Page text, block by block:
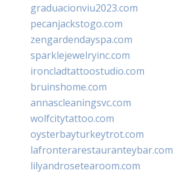
graduacionviu2023.com
pecanjackstogo.com
zengardendayspa.com
sparklejewelryinc.com
ironcladtattoostudio.com
bruinshome.com
annascleaningsvc.com
wolfcitytattoo.com
oysterbayturkeytrot.com
lafronterarestauranteybar.com
lilyandrosetearoom.com